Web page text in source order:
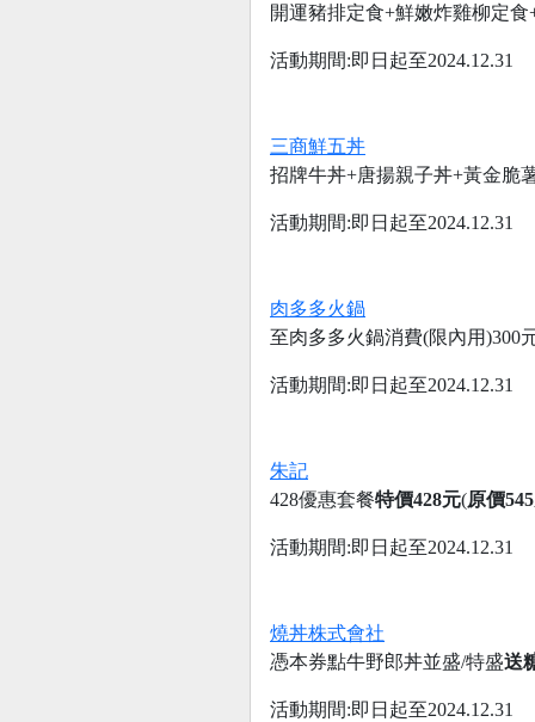
開運豬排定食+鮮嫩炸雞柳定
活動期間:即日起至2024.12.31
三商鮮五丼
招牌牛丼+唐揚親子丼+黃金脆
活動期間:即日起至2024.12.31
肉多多火鍋
至肉多多火鍋消費(限內用)300
活動期間:即日起至2024.12.31
朱記
428優惠套餐特價428元(原價
活動期間:即日起至2024.12.31
燒丼株式會社
憑本券點牛野郎丼並盛/特盛送
活動期間:即日起至2024.12.31